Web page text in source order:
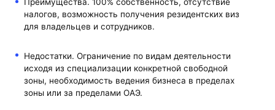
Преимущества. 100% собственность, отсутствие
налогов, возможность получения резидентских виз
для владельцев и сотрудников.
Недостатки. Ограничение по видам деятельности
исходя из специализации конкретной свободной
зоны, необходимость ведения бизнеса в пределах
зоны или за пределами ОАЭ.